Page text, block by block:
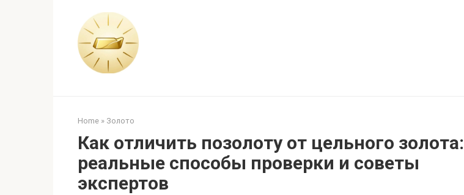
Home » Золото
Как отличить позолоту от цельного золота:
реальные способы проверки и советы
экспертов